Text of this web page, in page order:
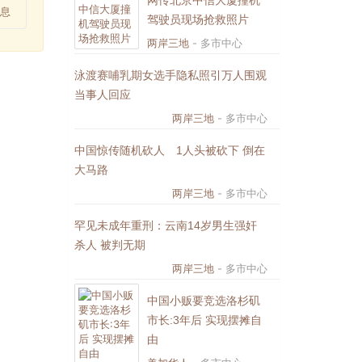
驾驶员现场抢救照片
两岸三地- 多市中心
泳渡赛哺乳期女选手隐私照引万人围观
当事人回应
两岸三地 - 多市中心
中国惊传随机砍人 1人头被砍下 倒在
大马路
两岸三地 - 多市中心
罕见未成年重刑：云南14岁男生强奸
杀人 被判无期
两岸三地 - 多市中心
中国小贩要竞选洛杉矶
市长:3年后 实现摆摊自
由